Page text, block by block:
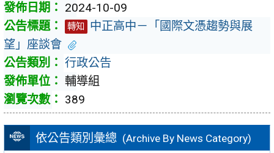
依公告類別彙總 (Archive By News Category)
2024-10-09
轉知
中正高中－「國際文憑趨勢與展
望」座談會
行政公告
輔導組
389